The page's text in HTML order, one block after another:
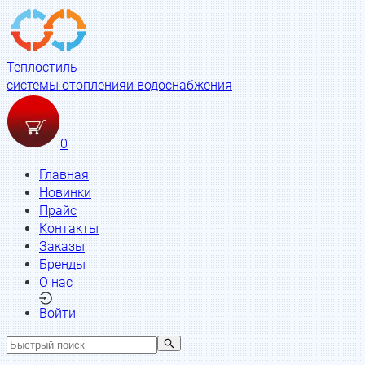
Теплостиль
системы отопленияи водоснабжения
0
Главная
Новинки
Прайс
Контакты
Заказы
Бренды
О нас
Войти